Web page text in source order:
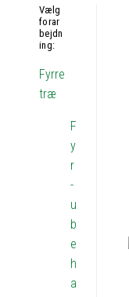
Vælg
forar
bejdn
ing:
Fyrre
træ
F
y
r
-
u
b
e
h
a